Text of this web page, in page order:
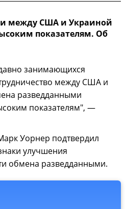
между США и Украиной
показателям. Об
занимающихся
между США и
разведданными
показателям", —
Уорнер подтвердил
улучшения
обмена разведданными.